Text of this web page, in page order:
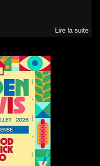
Lire la suite